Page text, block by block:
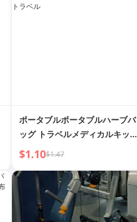
ポータブルポータブルハーブバ
ッグ トラベルメディカルキット
緊急バッグ アウトドアキッズ医
療用品 化粧品バッグ 薬箱 トラ
ベル
$1.10$1.47